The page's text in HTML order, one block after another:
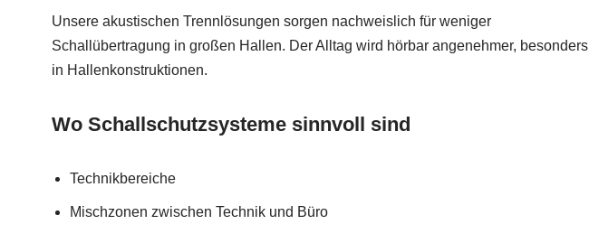
Unsere akustischen Trennlösungen sorgen nachweislich für weniger
Schallübertragung in großen Hallen. Der Alltag wird hörbar angenehmer, besonders
in Hallenkonstruktionen.
Wo Schallschutzsysteme sinnvoll sind
Technikbereiche
Mischzonen zwischen Technik und Büro